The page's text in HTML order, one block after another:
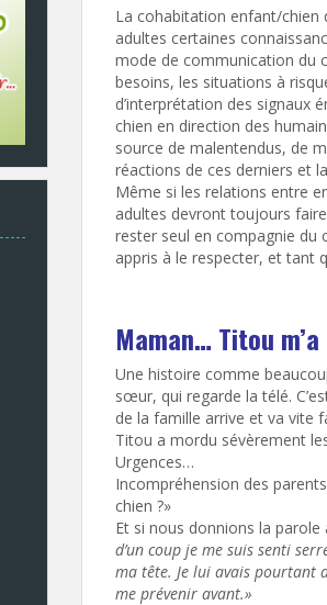
La cohabitation enfant/chien
adultes certaines
mode de communication du
besoins, les situations à
d’interprétation des signaux
chien en direction des
source de malentendus, de
réactions de ces derniers et
Même si les relations entre
adultes devront toujours
rester seul en compagnie du
appris à le respecter, et tant
Maman… Titou
Une histoire comme
sœur, qui regarde la télé.
de la famille arrive et va vite
Titou a mordu sévèrement
Urgences…
Incompréhension des
chien ?»
Et si nous donnions la
d’un coup je me suis senti
ma tête. Je lui avais pourtant
me prévenir avant.»